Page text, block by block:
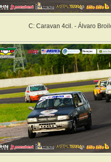
C: Caravan 4cil. - Álvaro